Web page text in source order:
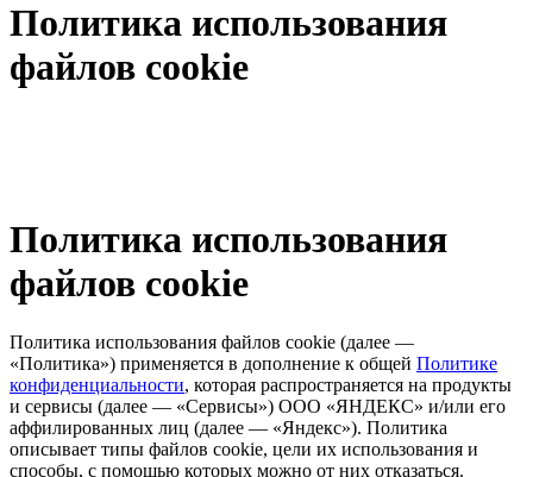
Политика использования
файлов cookie
Политика использования
файлов cookie
Политика использования файлов cookie (далее —
«Политика») применяется в дополнение к общей Политике
конфиденциальности, которая распространяется на продукты
и сервисы (далее — «Сервисы») ООО «ЯНДЕКС» и/или его
аффилированных лиц (далее — «Яндекс»). Политика
описывает типы файлов cookie, цели их использования и
способы, с помощью которых можно от них отказаться.